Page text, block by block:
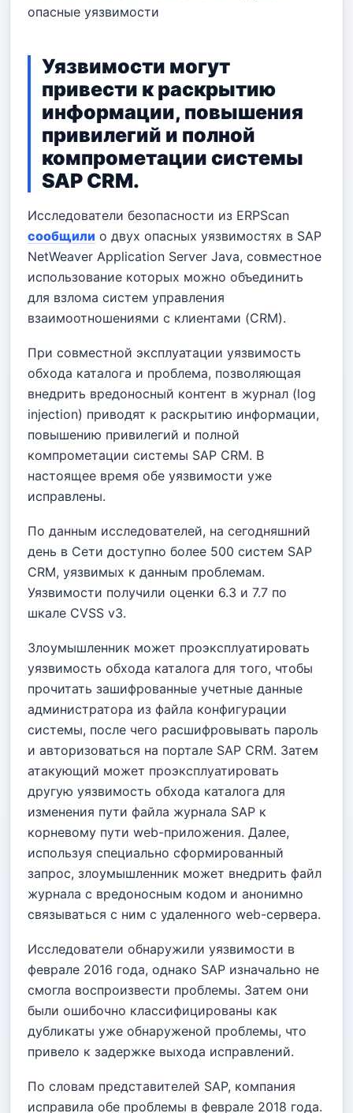
опасные уязвимости
Уязвимости могут
привести к раскрытию
информации, повышения
привилегий и полной
компрометации системы
SAP CRM.
Исследователи безопасности из ERPScan
сообщили о двух опасных уязвимостях в SAP
NetWeaver Application Server Java, совместное
использование которых можно объединить
для взлома систем управления
взаимоотношениями с клиентами (CRM).
При совместной эксплуатации уязвимость
обхода каталога и проблема, позволяющая
внедрить вредоносный контент в журнал (log
injection) приводят к раскрытию информации,
повышению привилегий и полной
компрометации системы SAP CRM. В
настоящее время обе уязвимости уже
исправлены.
По данным исследователей, на сегодняшний
день в Сети доступно более 500 систем SAP
CRM, уязвимых к данным проблемам.
Уязвимости получили оценки 6.3 и 7.7 по
шкале CVSS v3.
Злоумышленник может проэксплуатировать
уязвимость обхода каталога для того, чтобы
прочитать зашифрованные учетные данные
администратора из файла конфигурации
системы, после чего расшифровывать пароль
и авторизоваться на портале SAP CRM. Затем
атакующий может проэксплуатировать
другую уязвимость обхода каталога для
изменения пути файла журнала SAP к
корневому пути web-приложения. Далее,
используя специально сформированный
запрос, злоумышленник может внедрить файл
журнала с вредоносным кодом и анонимно
связываться с ним с удаленного web-сервера.
Исследователи обнаружили уязвимости в
феврале 2016 года, однако SAP изначально не
смогла воспроизвести проблемы. Затем они
были ошибочно классифицированы как
дубликаты уже обнаруженой проблемы, что
привело к задержке выхода исправлений.
По словам представителей SAP, компания
исправила обе проблемы в феврале 2018 года.